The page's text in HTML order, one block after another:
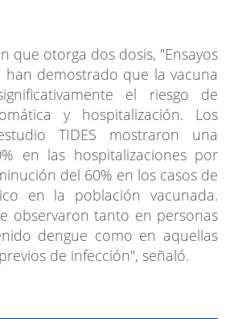
que otorga dos dosis, "Ensayos
han demostrado que la vacuna
el riesgo de
y hospitalización. Los
TIDES mostraron una
en las hospitalizaciones por
del 60% en los casos de
en la población vacunada.
observaron tanto en personas
dengue como en aquellas
de infección", señaló.